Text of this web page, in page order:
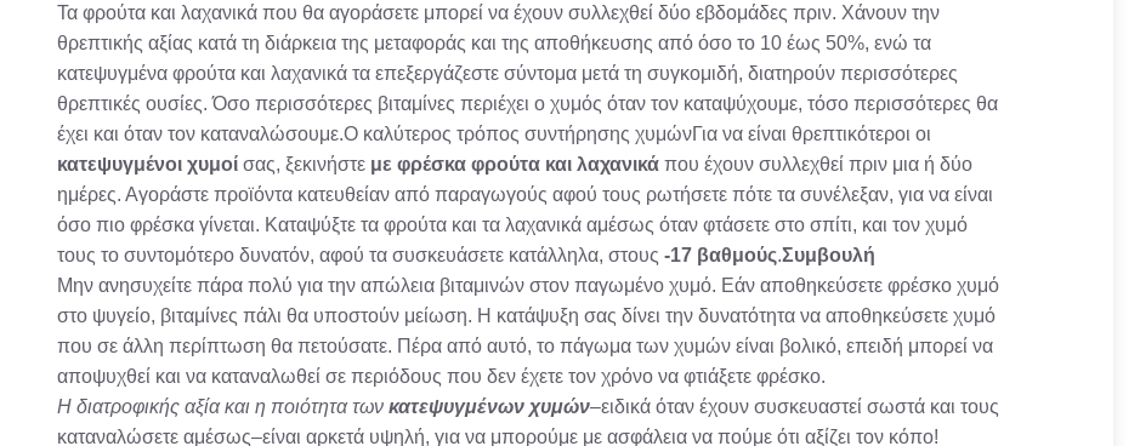
Τα φρούτα και λαχανικά που θα αγοράσετε μπορεί να έχουν συλλεχθεί δύο εβδομάδες πριν. Χάνουν την
θρεπτικής αξίας κατά τη διάρκεια της μεταφοράς και της αποθήκευσης από όσο το 10 έως 50%, ενώ τα
κατεψυγμένα φρούτα και λαχανικά τα επεξεργάζεστε σύντομα μετά τη συγκομιδή, διατηρούν περισσότερες
θρεπτικές ουσίες. Όσο περισσότερες βιταμίνες περιέχει ο χυμός όταν τον καταψύχουμε, τόσο περισσότερες θα
έχει και όταν τον καταναλώσουμε.Ο καλύτερος τρόπος συντήρησης χυμώνΓια να είναι θρεπτικότεροι οι
κατεψυγμένοι χυμοί σας, ξεκινήστε με φρέσκα φρούτα και λαχανικά που έχουν συλλεχθεί πριν μια ή δύο
ημέρες. Αγοράστε προϊόντα κατευθείαν από παραγωγούς αφού τους ρωτήσετε πότε τα συνέλεξαν, για να είναι
όσο πιο φρέσκα γίνεται. Καταψύξτε τα φρούτα και τα λαχανικά αμέσως όταν φτάσετε στο σπίτι, και τον χυμό
τους το συντομότερο δυνατόν, αφού τα συσκευάσετε κατάλληλα, στους -17 βαθμούς.Συμβουλή
Μην ανησυχείτε πάρα πολύ για την απώλεια βιταμινών στον παγωμένο χυμό. Εάν αποθηκεύσετε φρέσκο χυμό
στο ψυγείο, βιταμίνες πάλι θα υποστούν μείωση. Η κατάψυξη σας δίνει την δυνατότητα να αποθηκεύσετε χυμό
που σε άλλη περίπτωση θα πετούσατε. Πέρα από αυτό, το πάγωμα των χυμών είναι βολικό, επειδή μπορεί να
αποψυχθεί και να καταναλωθεί σε περιόδους που δεν έχετε τον χρόνο να φτιάξετε φρέσκο.
Η διατροφικής αξία και η ποιότητα των κατεψυγμένων χυμών–ειδικά όταν έχουν συσκευαστεί σωστά και τους
καταναλώσετε αμέσως–είναι αρκετά υψηλή, για να μπορούμε με ασφάλεια να πούμε ότι αξίζει τον κόπο!